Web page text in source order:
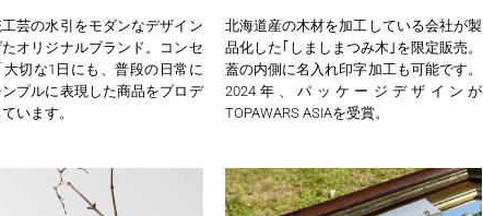
工芸の水引をモダンなデザイン
オリジナルブランド。コンセ
大切な1日にも、普段の日常に
ンプルに表現した商品をプロデ
います。
北海道産の木材を加工している会社が製
品化した｢しましまつみ木｣を限定販売。
蓋の内側に名入れ印字加工も可能です。
2024年、パッケージデザインが
TOPAWARS ASIAを受賞。